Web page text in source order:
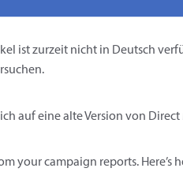
ist zurzeit nicht in Deutsch
auf eine alte Version von Direct
your campaign reports. Here’s